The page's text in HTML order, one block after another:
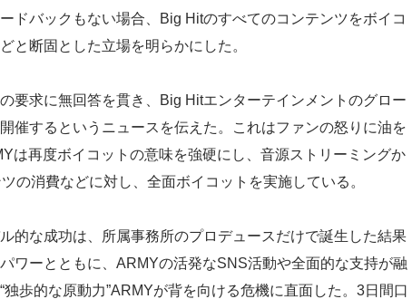
ドバックもない場合、Big Hitのすべてのコンテンツをボイコ
と断固とした立場を明らかにした。
要求に無回答を貫き、Big Hitエンターテインメントのグロー
催するというニュースを伝えた。これはファンの怒りに油を
は再度ボイコットの意味を強硬にし、音源ストリーミングか
の消費などに対し、全面ボイコットを実施している。
的な成功は、所属事務所のプロデュースだけで誕生した結果
ワーとともに、ARMYの活発なSNS活動や全面的な支持が融
歩的な原動力”ARMYが背を向ける危機に直面した。3日間口